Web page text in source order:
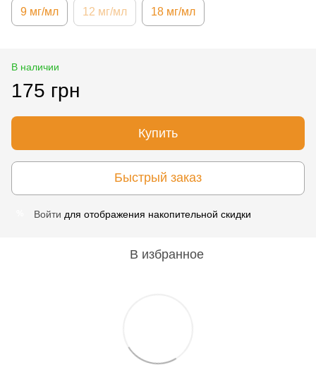
9 мг/мл 12 мг/мл 18 мг/мл
В наличии
175 грн
Купить
Быстрый заказ
Войти для отображения накопительной скидки
В избранное